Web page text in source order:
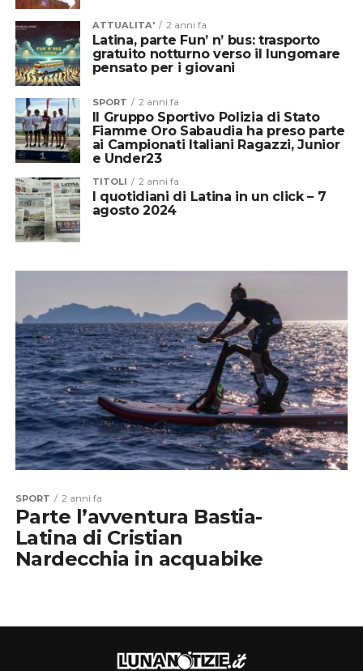
ATTUALITA' 2 anni fa
Latina, parte Fun’ n’ bus: trasporto
gratuito notturno verso il lungomare
pensato per i giovani
SPORT 2 anni fa
Il Gruppo Sportivo Polizia di Stato
Fiamme Oro Sabaudia ha preso parte
ai Campionati Italiani Ragazzi, Junior
e Under23
TITOLI 2 anni fa
I quotidiani di Latina in un click – 7
agosto 2024
SPORT 2 anni fa
Parte l’avventura Bastia-
Latina di Cristian
Nardecchia in acquabike